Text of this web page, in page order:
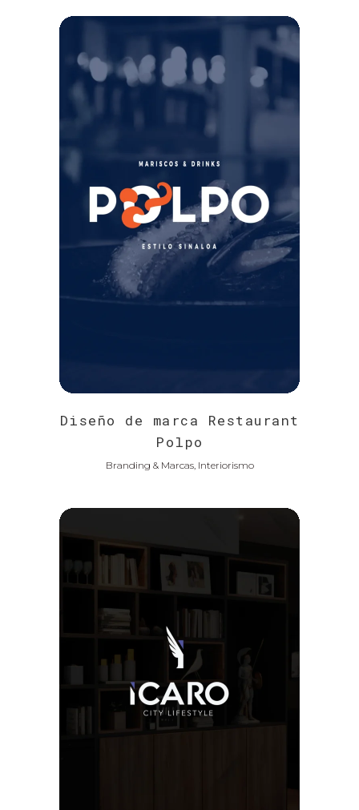
Diseño de marca Restaurant
Polpo
Branding & Marcas, Interiorismo